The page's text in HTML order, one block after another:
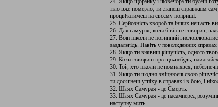
24. Якщо щоранку і щовечора ти будеш
тіло вже померло, ти станеш справжнім
процвітатимеш на своєму поприщі.
25. Серйозність хвороб та інших нещасть
26. Для самурая, коли б він не говорив,
27. Воїн ніколи не повинний
заздалегідь. Навіть у повсякденних
28. Якщо ти виявиш рішучість, одного
29. Коли говориш про що-небудь,
30. Той, хто ніколи не помилявся,
31. Якщо ти щодня зміцнюєш свою
ти досягнеш успіху в справах і в бою, і
32. Шлях Самурая - це Смерть.
33. Шлях Самурая - це насамперед
наступну мить.